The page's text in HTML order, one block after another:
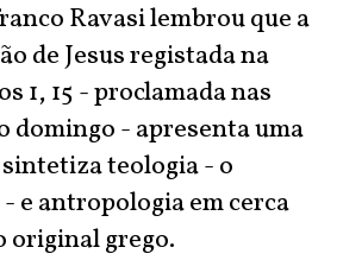
Ravasi lembrou que a
de Jesus registada na
1, 15 - proclamada nas
domingo - apresenta uma
teologia - o
e antropologia em cerca
original grego.